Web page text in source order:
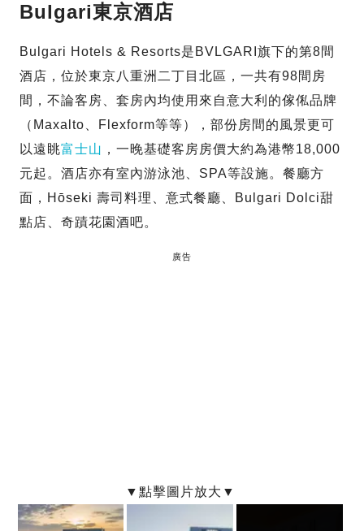
Bulgari東京酒店
Bulgari Hotels & Resorts是BVLGARI旗下的第8間
酒店，位於東京八重洲二丁目北區，一共有98間房
間，不論客房、套房內均使用來自意大利的傢俬品牌
（Maxalto、Flexform等等），部份房間的風景更可
以遠眺富士山 ，一晚基礎客房房價大約為港幣18,000
元起。酒店亦有室內游泳池、SPA等設施。餐廳方
面，Hōseki 壽司料理、意式餐廳、Bulgari Dolci甜
點店、奇蹟花園酒吧。
廣告